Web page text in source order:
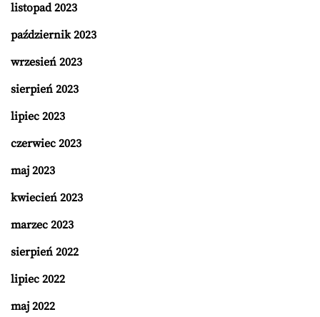
listopad 2023
październik 2023
wrzesień 2023
sierpień 2023
lipiec 2023
czerwiec 2023
maj 2023
kwiecień 2023
marzec 2023
sierpień 2022
lipiec 2022
maj 2022